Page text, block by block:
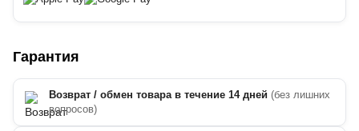
Гарантия
Возврат / обмен товара в течение 14 дней (без лишних
вопросов)